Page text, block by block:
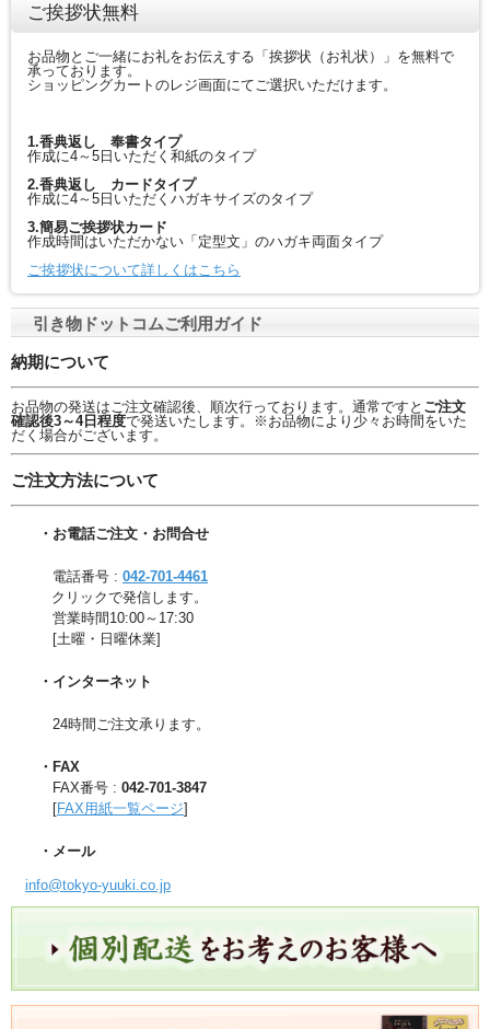
ご挨拶状無料
お品物とご一緒にお礼をお伝えする「挨拶状（お礼状）」を無料で
承っております。
ショッピングカートのレジ画面にてご選択いただけます。
1.香典返し 奉書タイプ
作成に4～5日いただく和紙のタイプ
2.香典返し カードタイプ
作成に4～5日いただくハガキサイズのタイプ
3.簡易ご挨拶状カード
作成時間はいただかない「定型文」のハガキ両面タイプ
ご挨拶状について詳しくはこちら
引き物ドットコムご利用ガイド
納期について
お品物の発送はご注文確認後、順次行っております。通常ですと ご注文
確認後3～4日程度で発送いたします。※お品物により少々お時間をいた
だく場合がございます。
ご注文方法について
・お電話ご注文・お問合せ
電話番号 : 042-701-4461
クリックで発信します。
営業時間10:00～17:30
[土曜・日曜休業]
・インターネット
24時間ご注文承ります。
・FAX
FAX番号 : 042-701-3847
[FAX用紙一覧ページ]
・メール
info@tokyo-yuuki.co.jp